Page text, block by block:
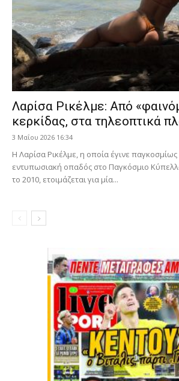
Λαρίσα Ρικέλμε: Από
κερκίδας, στα τηλεοπτικά
3 Μαΐου 2026 16:34
Η Λαρίσα Ρικέλμε, η οποία έγινε
εντυπωσιακή οπαδός στο Παγκόσμιο
το 2010, ετοιμάζεται για μία...